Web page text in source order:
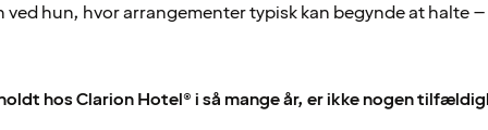
hun, hvor arrangementer typisk kan begynde at halte
hos Clarion Hotel® i så mange år, er ikke nogen